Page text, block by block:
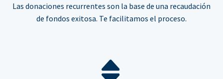
Las donaciones recurrentes son la base de una recaudación
de fondos exitosa. Te facilitamos el proceso.